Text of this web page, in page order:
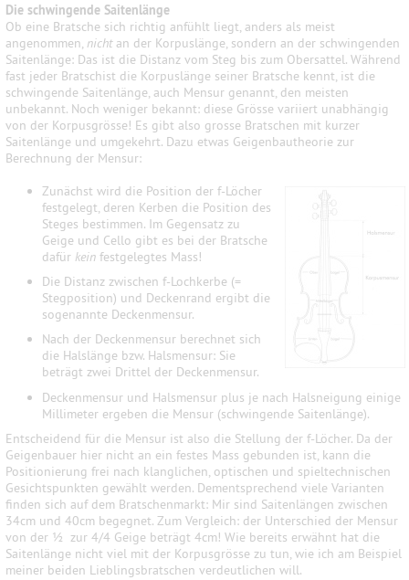
Die schwingende Saitenlänge
Ob eine Bratsche sich richtig anfühlt liegt, anders als meist
angenommen, nicht an der Korpuslänge, sondern an der schwingenden
Saitenlänge: Das ist die Distanz vom Steg bis zum Obersattel. Während
fast jeder Bratschist die Korpuslänge seiner Bratsche kennt, ist die
schwingende Saitenlänge, auch Mensur genannt, den meisten
unbekannt. Noch weniger bekannt: diese Grösse variiert unabhängig
von der Korpusgrösse! Es gibt also grosse Bratschen mit kurzer
Saitenlänge und umgekehrt. Dazu etwas Geigenbautheorie zur
Berechnung der Mensur:
Zunächst wird die Position der f-Löcher
festgelegt, deren Kerben die Position des
Steges bestimmen. Im Gegensatz zu
Geige und Cello gibt es bei der Bratsche
dafür kein festgelegtes Mass!
Die Distanz zwischen f-Lochkerbe (=
Stegposition) und Deckenrand ergibt die
sogenannte Deckenmensur.
Nach der Deckenmensur berechnet sich
die Halslänge bzw. Halsmensur: Sie
beträgt zwei Drittel der Deckenmensur.
Deckenmensur und Halsmensur plus je nach Halsneigung einige
Millimeter ergeben die Mensur (schwingende Saitenlänge).
Entscheidend für die Mensur ist also die Stellung der f-Löcher. Da der
Geigenbauer hier nicht an ein festes Mass gebunden ist, kann die
Positionierung frei nach klanglichen, optischen und spieltechnischen
Gesichtspunkten gewählt werden. Dementsprechend viele Varianten
finden sich auf dem Bratschenmarkt: Mir sind Saitenlängen zwischen
34cm und 40cm begegnet. Zum Vergleich: der Unterschied der Mensur
von der ½ zur 4/4 Geige beträgt 4cm! Wie bereits erwähnt hat die
Saitenlänge nicht viel mit der Korpusgrösse zu tun, wie ich am Beispiel
meiner beiden Lieblingsbratschen verdeutlichen will.